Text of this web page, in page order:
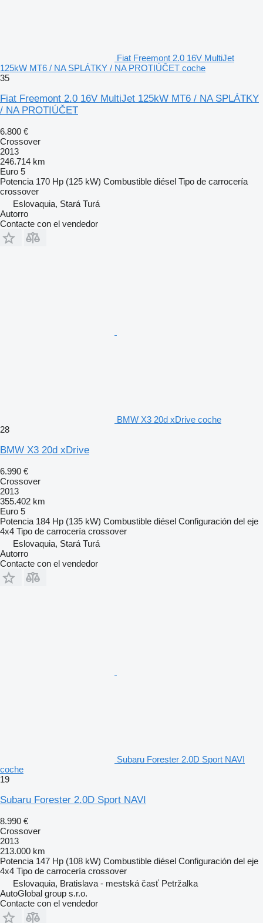
Fiat Freemont 2.0 16V MultiJet
125kW MT6 / NA SPLÁTKY / NA PROTIÚČET coche
35
Fiat Freemont 2.0 16V MultiJet 125kW MT6 / NA SPLÁTKY
/ NA PROTIÚČET
6.800 €
Crossover
2013
246.714 km
Euro 5
Potencia 170 Hp (125 kW) Combustible diésel Tipo de carrocería
crossover
Eslovaquia, Stará Turá
Autorro
Contacte con el vendedor
BMW X3 20d xDrive coche
28
BMW X3 20d xDrive
6.990 €
Crossover
2013
355.402 km
Euro 5
Potencia 184 Hp (135 kW) Combustible diésel Configuración del eje
4x4 Tipo de carrocería crossover
Eslovaquia, Stará Turá
Autorro
Contacte con el vendedor
Subaru Forester 2.0D Sport NAVI
coche
19
Subaru Forester 2.0D Sport NAVI
8.990 €
Crossover
2013
213.000 km
Potencia 147 Hp (108 kW) Combustible diésel Configuración del eje
4x4 Tipo de carrocería crossover
Eslovaquia, Bratislava - mestská časť Petržalka
AutoGlobal group s.r.o.
Contacte con el vendedor